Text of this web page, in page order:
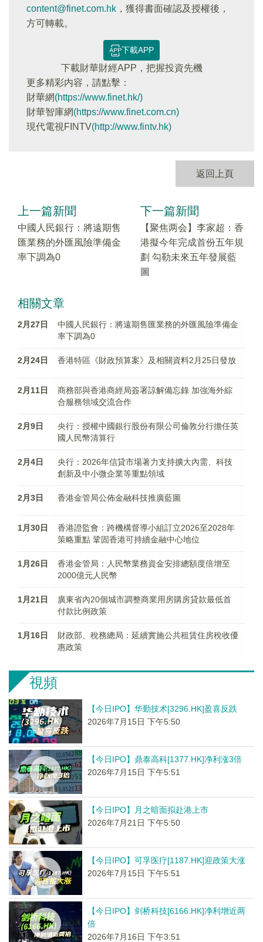
content@finet.com.hk ，獲得書面確認及授權後，
方可轉載。
下載APP
下載財華財經APP，把握投資先機
更多精彩内容，請點擊：
財華網(https://www.finet.hk/)
財華智庫網(https://www.finet.com.cn)
現代電視FINTV(http://www.fintv.hk)
返回上頁
上一篇新聞
中國人民銀行：將遠期售
匯業務的外匯風險準備金
率下調為0
下一篇新聞
【聚焦两会】李家超：香
港擬今年完成首份五年規
劃 勾勒未來五年發展藍
圖
相關文章
2月27日
中國人民銀行：將遠期售匯業務的外匯風險準備金
率下調為0
2月24日 香港特區《財政預算案》及相關資料2月25日發放
2月11日
商務部與香港商經局簽署諒解備忘錄 加強海外綜
合服務領域交流合作
2月9日
央行：授權中國銀行股份有限公司倫敦分行擔任英
國人民幣清算行
2月4日
央行：2026年信貸市場著力支持擴大內需、科技
創新及中小微企業等重點領域
2月3日 香港金管局公佈金融科技推廣藍圖
1月30日
香港證監會：跨機構督導小組訂立2026至2028年
策略重點 鞏固香港可持續金融中心地位
1月26日
香港金管局：人民幣業務資金安排總額度倍增至
2000億元人民幣
1月21日
廣東省內20個城市調整商業用房購房貸款最低首
付款比例政策
1月16日
財政部、稅務總局：延續實施公共租賃住房稅收優
惠政策
視頻
【今日IPO】华勤技术[3296.HK]盈喜反跌
2026年7月15日 下午5:50
【今日IPO】鼎泰高科[1377.HK]净利涨3倍
2026年7月15日 下午5:51
【今日IPO】月之暗面拟赴港上市
2026年7月21日 下午5:50
【今日IPO】可孚医疗[1187.HK]迎政策大涨
2026年7月15日 下午5:51
【今日IPO】剑桥科技[6166.HK]净利增近两
倍
2026年7月16日 下午3:51